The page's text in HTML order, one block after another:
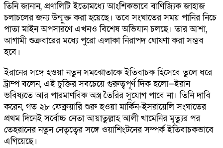
তিনি জানান, প্রণালিটি ইতোমধ্যে আংশিকভাবে বাণিজ্যিক জাহাজ
চলাচলের জন্য উন্মুক্ত করা হয়েছে। তবে সংঘাতের সময় পানির নিচে
পাতা মাইন অপসারণে এখনও বিশেষ অভিযান চলছে। তার আশা,
আগামী শুক্রবারের মধ্যে পুরো এলাকা নিরাপদ ঘোষণা করা সম্ভব
হবে।
ইরানের সঙ্গে হওয়া নতুন সমঝোতাকে ইতিবাচক হিসেবে তুলে ধরে
ট্রাম্প বলেন, এই চুক্তির সবচেয়ে গুরুত্বপূর্ণ দিক হলো—ইরান
ভবিষ্যতে আর পারমাণবিক অস্ত্র তৈরির সুযোগ পাবে না। তিনি দাবি
করেন, গত ২৮ ফেব্রুয়ারি শুরু হওয়া মার্কিন-ইসরায়েলি সংঘাতের
প্রথম দিনেই সর্বোচ্চ নেতা আয়াতুল্লাহ আলী খামেনির মৃত্যুর পর
তেহরানের নতুন নেতৃত্বের সঙ্গে ওয়াশিংটনের সম্পর্ক ইতিবাচকভাবে
এগিয়েছে।